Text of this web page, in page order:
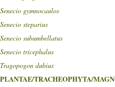
Senecio gymnocaulos
Senecio steparius
Senecio subumbellatus
Senecio tricephalus
Tragopogon dubius
PLANTAE/TRACHEOPHYTA/